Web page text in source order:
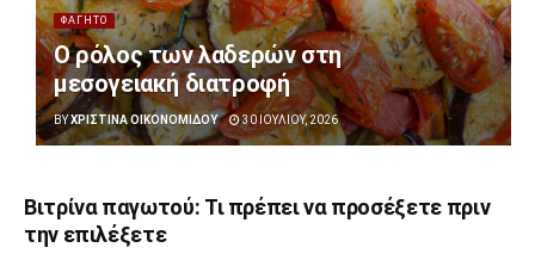
ΦΑΓΗΤΟ
Ο ρόλος των λαδερών στη
μεσογειακή διατροφή
BYΧΡΙΣΤΊΝΑ ΟΙΚΟΝΟΜΊΔΟΥ 30 ΙΟΥΛΊΟΥ, 2026
Βιτρίνα παγωτού: Τι πρέπει να προσέξετε πριν
την επιλέξετε